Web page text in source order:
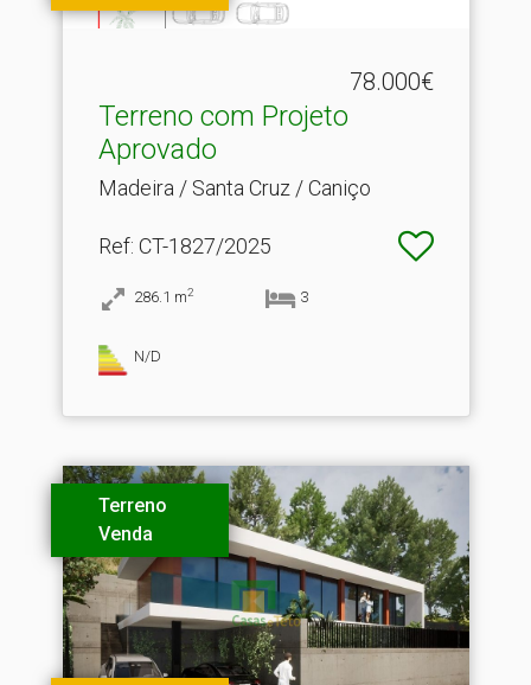
78.000€
Terreno com Projeto
Aprovado
Madeira / Santa Cruz / Caniço
Ref: CT-1827/2025
286.1 m2 3
N/D
Terreno
Venda